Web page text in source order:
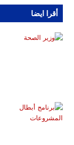
أقرا ايضا